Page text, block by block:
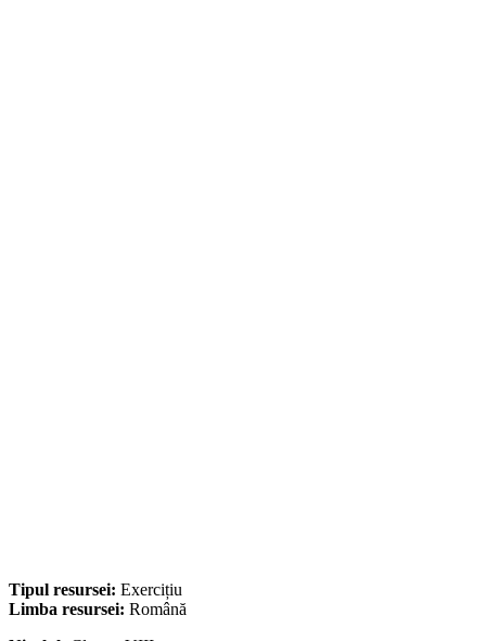
Tipul resursei: Exercițiu
Limba resursei: Română